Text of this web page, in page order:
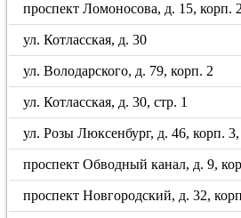
проспект Ломоносова, д. 15, корп. 2
ул. Котласская, д. 30
ул. Володарского, д. 79, корп. 2
ул. Котласская, д. 30, стр. 1
ул. Розы Люксенбург, д. 46, корп. 3,
проспект Обводный канал, д. 9,
проспект Новгородский, д. 32,